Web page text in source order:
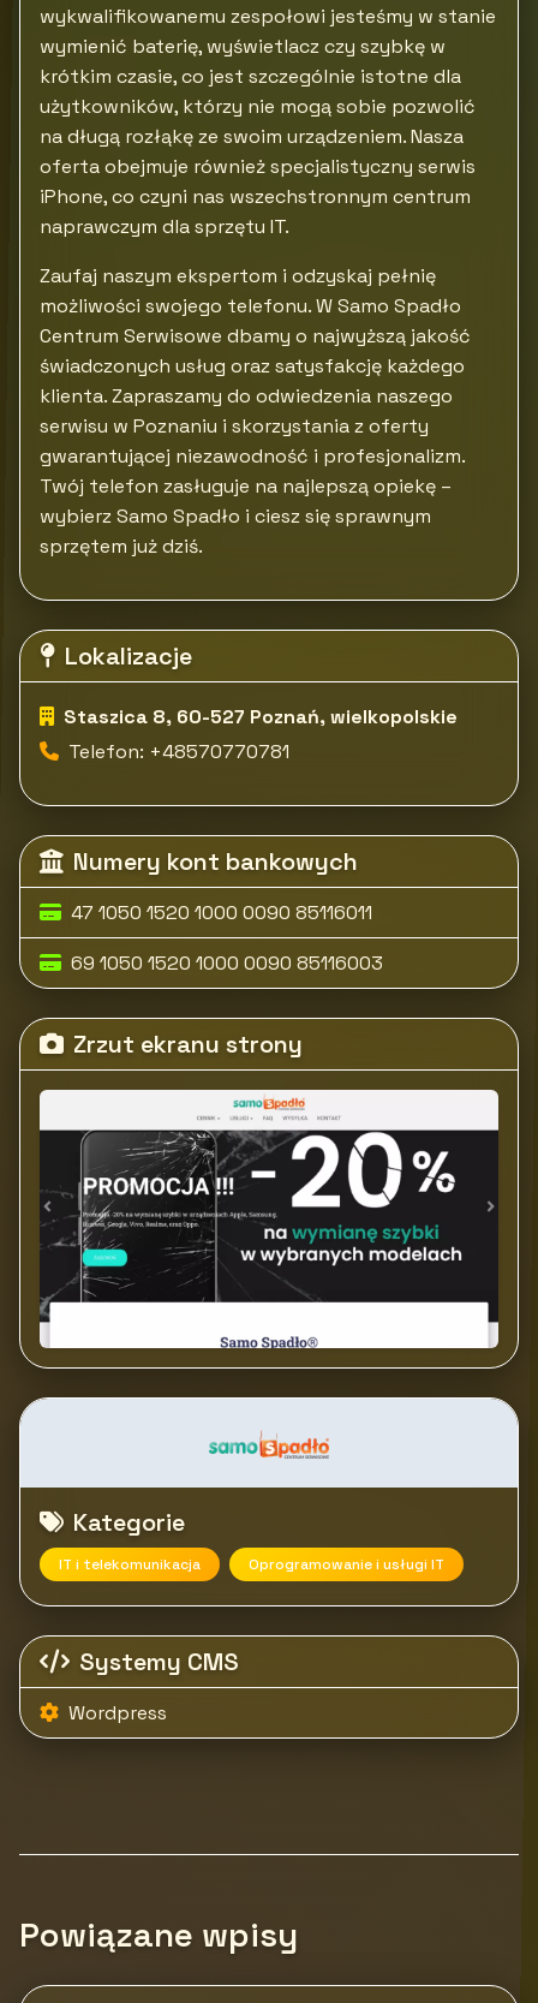
wykwalifikowanemu zespołowi jesteśmy w stanie
wymienić baterię, wyświetlacz czy szybkę w
krótkim czasie, co jest szczególnie istotne dla
użytkowników, którzy nie mogą sobie pozwolić
na długą rozłąkę ze swoim urządzeniem. Nasza
oferta obejmuje również specjalistyczny serwis
iPhone, co czyni nas wszechstronnym centrum
naprawczym dla sprzętu IT.
Zaufaj naszym ekspertom i odzyskaj pełnię
możliwości swojego telefonu. W Samo Spadło
Centrum Serwisowe dbamy o najwyższą jakość
świadczonych usług oraz satysfakcję każdego
klienta. Zapraszamy do odwiedzenia naszego
serwisu w Poznaniu i skorzystania z oferty
gwarantującej niezawodność i profesjonalizm.
Twój telefon zasługuje na najlepszą opiekę –
wybierz Samo Spadło i ciesz się sprawnym
sprzętem już dziś.
Lokalizacje
Staszica 8, 60-527 Poznań, wielkopolskie
Telefon: +48570770781
Numery kont bankowych
47 1050 1520 1000 0090 85116011
69 1050 1520 1000 0090 85116003
Zrzut ekranu strony
Kategorie
IT i telekomunikacja Oprogramowanie i usługi IT
Systemy CMS
Wordpress
Powiązane wpisy